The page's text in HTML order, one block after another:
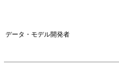
データ・モデル開発者